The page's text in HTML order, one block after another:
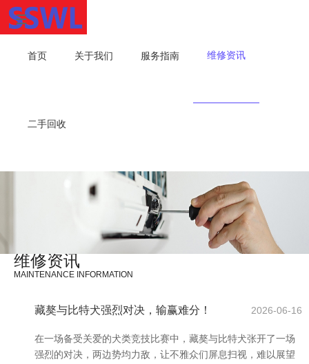
首页 关于我们 服务指南 维修资讯
二手回收
维修资讯
MAINTENANCE INFORMATION
藏獒与比特犬强烈对决，输赢难分！ 2026-06-16
在一场备受关爱的犬类竞技比赛中，藏獒与比特犬张开了一场
强烈的对决，两边势均力敌，让不雅众们屏息扫视，难以展望